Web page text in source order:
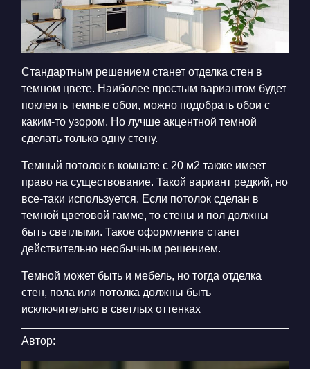
Стандартным решением станет отделка стен в
темном цвете. Наиболее простым вариантом будет
поклеить темные обои, можно подобрать обои с
каким-то узором. Но лучше акцентной темной
сделать только одну стену.
Темный потолок в комнате с 20 м2 также имеет
право на существование. Такой вариант редкий, но
все-таки используется. Если потолок сделан в
темной цветовой гамме, то стены и пол должны
быть светлыми. Такое оформление станет
действительно необычным решением.
Темной может быть и мебель, но тогда отделка
стен, пола или потолка должны быть
исключительно в светлых оттенках
Автор: